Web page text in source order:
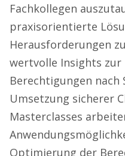
Fachkollegen
praxisorientierte
Herausforderungen
wertvolle Insights zur
Berechtigungen nach
Umsetzung sicherer
Masterclasses
Optimierung der